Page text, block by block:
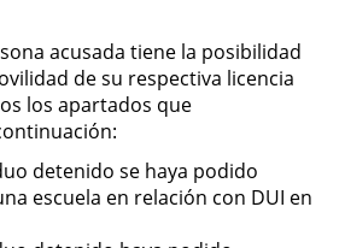
de Marihuana
acusada tiene la posibilidad
de su respectiva licencia
los apartados que
detenido se haya podido
escuela en relación con DUI en